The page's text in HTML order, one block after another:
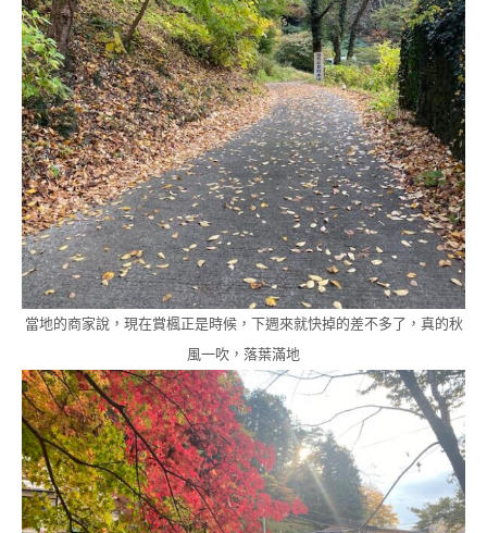
當地的商家說，現在賞楓正是時候，下週來就快掉的差不多了，真的秋
風一吹，落葉滿地